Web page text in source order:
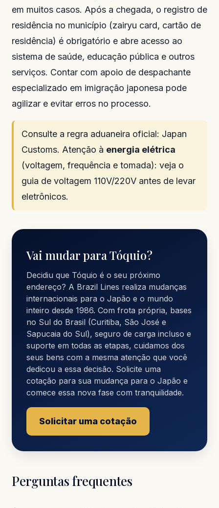
em muitos casos. Após a chegada, o registro de
residência no município (zairyu card, cartão de
residência) é obrigatório e abre acesso ao
sistema de saúde, educação pública e outros
serviços. Contar com apoio de despachante
especializado em imigração japonesa pode
agilizar e evitar erros no processo.
Consulte a regra aduaneira oficial: Japan
Customs. Atenção à energia elétrica
(voltagem, frequência e tomada): veja o
guia de voltagem 110V/220V antes de levar
eletrônicos.
Vai mudar para Tóquio?
Decidiu que Tóquio é o seu próximo
endereço? A Brazil Lines realiza mudanças
internacionais para o Japão e o mundo
inteiro desde 1986. Com frota própria, bases
no Sul do Brasil (Curitiba, São José e
Sapucaia do Sul), seguro de carga incluso e
suporte em todas as etapas, cuidamos dos
seus bens com a mesma atenção que você
dedicou a essa decisão. Solicite uma
cotação para sua mudança para o Japão e
comece essa nova fase com tranquilidade.
Solicitar uma cotação
Perguntas frequentes